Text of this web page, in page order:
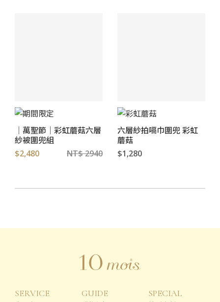
｜萬聖節｜彩虹蘑菇六層
紗被圍兜組
$2,480 NT$ 2940
六層紗拍嗝巾圍兜 彩虹
蘑菇
$1,280
SERVICE GUIDE SPECIAL